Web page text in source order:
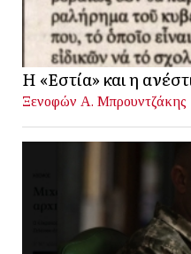
Η «Εστία» και η
Ξενοφών Α. Μπρουντζάκης